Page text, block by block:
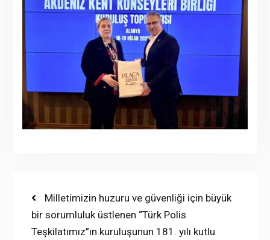
Yazı
gezinmesi
Previous
post:
Milletimizin huzuru ve güvenliği için büyük
bir sorumluluk üstlenen “Türk Polis
Teşkilatımız”ın kuruluşunun 181. yılı kutlu